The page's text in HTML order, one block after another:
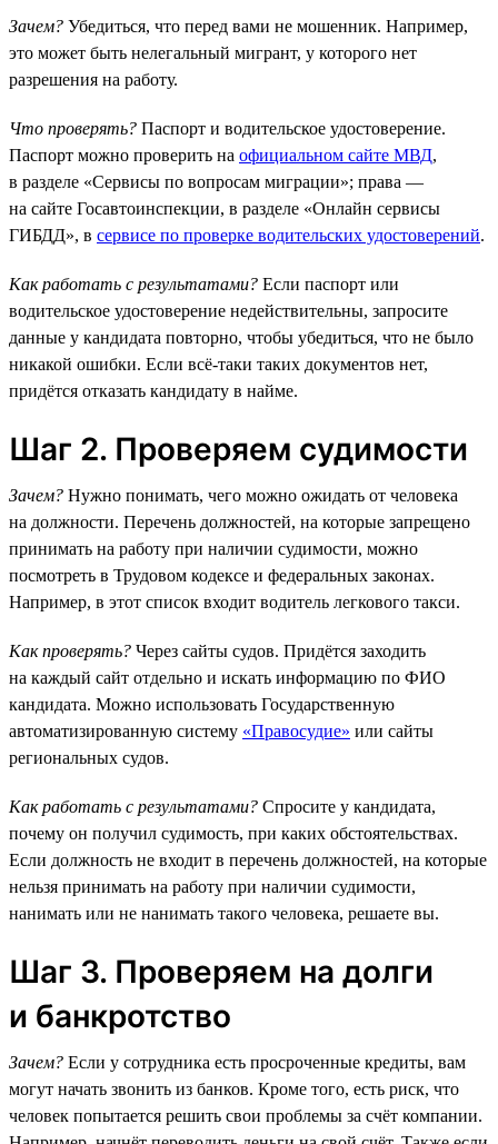
Зачем? Убедиться, что перед вами не мошенник. Например,
это может быть нелегальный мигрант, у которого нет
разрешения на работу.
Что проверять? Паспорт и водительское удостоверение.
Паспорт можно проверить на официальном сайте МВД,
в разделе «Сервисы по вопросам миграции»; права —
на сайте Госавтоинспекции, в разделе «Онлайн сервисы
ГИБДД», в сервисе по проверке водительских удостоверений.
Как работать с результатами? Если паспорт или
водительское удостоверение недействительны, запросите
данные у кандидата повторно, чтобы убедиться, что не было
никакой ошибки. Если всё-таки таких документов нет,
придётся отказать кандидату в найме.
Шаг 2. Проверяем судимости
Зачем? Нужно понимать, чего можно ожидать от человека
на должности. Перечень должностей, на которые запрещено
принимать на работу при наличии судимости, можно
посмотреть в Трудовом кодексе и федеральных законах.
Например, в этот список входит водитель легкового такси.
Как проверять? Через сайты судов. Придётся заходить
на каждый сайт отдельно и искать информацию по ФИО
кандидата. Можно использовать Государственную
автоматизированную систему «Правосудие» или сайты
региональных судов.
Как работать с результатами? Спросите у кандидата,
почему он получил судимость, при каких обстоятельствах.
Если должность не входит в перечень должностей, на которые
нельзя принимать на работу при наличии судимости,
нанимать или не нанимать такого человека, решаете вы.
Шаг 3. Проверяем на долги
и банкротство
Зачем? Если у сотрудника есть просроченные кредиты, вам
могут начать звонить из банков. Кроме того, есть риск, что
человек попытается решить свои проблемы за счёт компании.